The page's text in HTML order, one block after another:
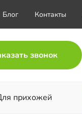
Блог Контакты
звонок
прихожей